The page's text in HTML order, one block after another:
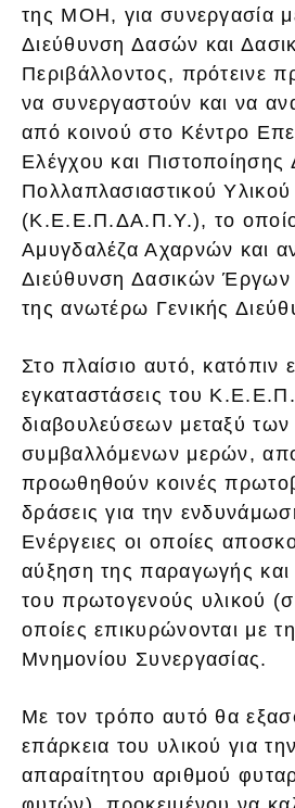
της ΜΟΗ, για συνεργασία
Διεύθυνση Δασών και
Περιβάλλοντος, πρότεινε
να συνεργαστούν και να
από κοινού στο Κέντρο
Ελέγχου και Πιστοποίησης
Πολλαπλασιαστικού Υλικού
(Κ.Ε.Ε.Π.ΔΑ.Π.Υ.), το οποίο
Αμυγδαλέζα Αχαρνών και
Διεύθυνση Δασικών
της ανωτέρω Γενικής
Στο πλαίσιο αυτό, κατόπιν
εγκαταστάσεις του
διαβουλεύσεων μεταξύ
συμβαλλόμενων μερών,
προωθηθούν κοινές
δράσεις για την
Ενέργειες οι οποίες
αύξηση της παραγωγής και
του πρωτογενούς υλικού
οποίες επικυρώνονται με
Μνημονίου Συνεργασίας.
Με τον τρόπο αυτό θα
επάρκεια του υλικού για
απαραίτητου αριθμού